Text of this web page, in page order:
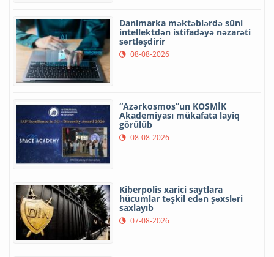
Danimarka məktəblərdə süni
intellektdən istifadəyə nəzarəti
sərtləşdirir
08-08-2026
“Azərkosmos”un KOSMİK
Akademiyası mükafata layiq
görülüb
08-08-2026
Kiberpolis xarici saytlara
hücumlar təşkil edən şəxsləri
saxlayıb
07-08-2026